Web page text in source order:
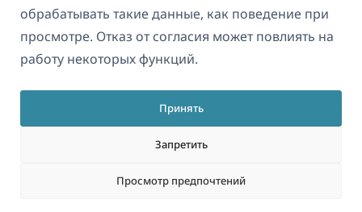
обрабатывать такие данные, как поведение при
просмотре. Отказ от согласия может повлиять на
работу некоторых функций.
Принять
Запретить
Просмотр предпочтений
Русский
GDPR и политика конфиденциальности
Присоединяйтесь к нашей команде
(открывается
в
новом
окне)
в
новом
окне)
в
окне)